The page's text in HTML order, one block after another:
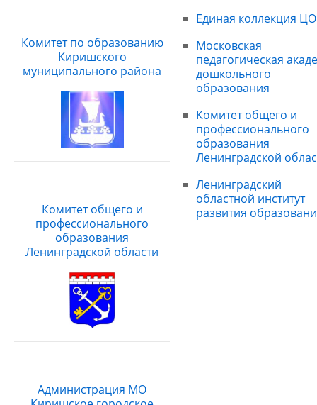
Комитет по образованию
Киришского
муниципального района
Комитет общего и
профессионального
образования
Ленинградской области
Администрация МО
Единая коллекция
Московская
педагогическая
дошкольного
образования
Комитет общего и
профессионального
образования
Ленинградской
Ленинградский
областной институт
развития